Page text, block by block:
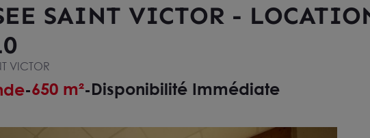
SAINT VICTOR -
VICTOR
-650 m²-Disponibilité Immédiate